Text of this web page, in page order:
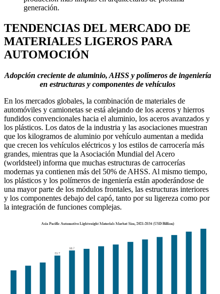
generación.
TENDENCIAS DEL MERCADO DE
MATERIALES LIGEROS PARA
AUTOMOCIÓN
Adopción creciente de aluminio, AHSS y polímeros de ingeniería
en estructuras y componentes de vehículos
En los mercados globales, la combinación de materiales de
automóviles y camionetas se está alejando de los aceros y hierros
fundidos convencionales hacia el aluminio, los aceros avanzados y
los plásticos. Los datos de la industria y las asociaciones muestran
que los kilogramos de aluminio por vehículo aumentan a medida
que crecen los vehículos eléctricos y los estilos de carrocería más
grandes, mientras que la Asociación Mundial del Acero
(worldsteel) informa que muchas estructuras de carrocerías
modernas ya contienen más del 50% de AHSS. Al mismo tiempo,
los plásticos y los polímeros de ingeniería están apoderándose de
una mayor parte de los módulos frontales, las estructuras interiores
y los componentes debajo del capó, tanto por su ligereza como por
la integración de funciones complejas.